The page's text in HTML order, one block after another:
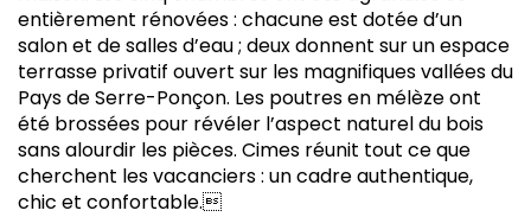
entièrement rénovées : chacune est dotée d’un
salon et de salles d’eau ; deux donnent sur un espace
terrasse privatif ouvert sur les magnifiques vallées du
Pays de Serre-Ponçon. Les poutres en mélèze ont
été brossées pour révéler l’aspect naturel du bois
sans alourdir les pièces. Cimes réunit tout ce que
cherchent les vacanciers : un cadre authentique,
chic et confortable.